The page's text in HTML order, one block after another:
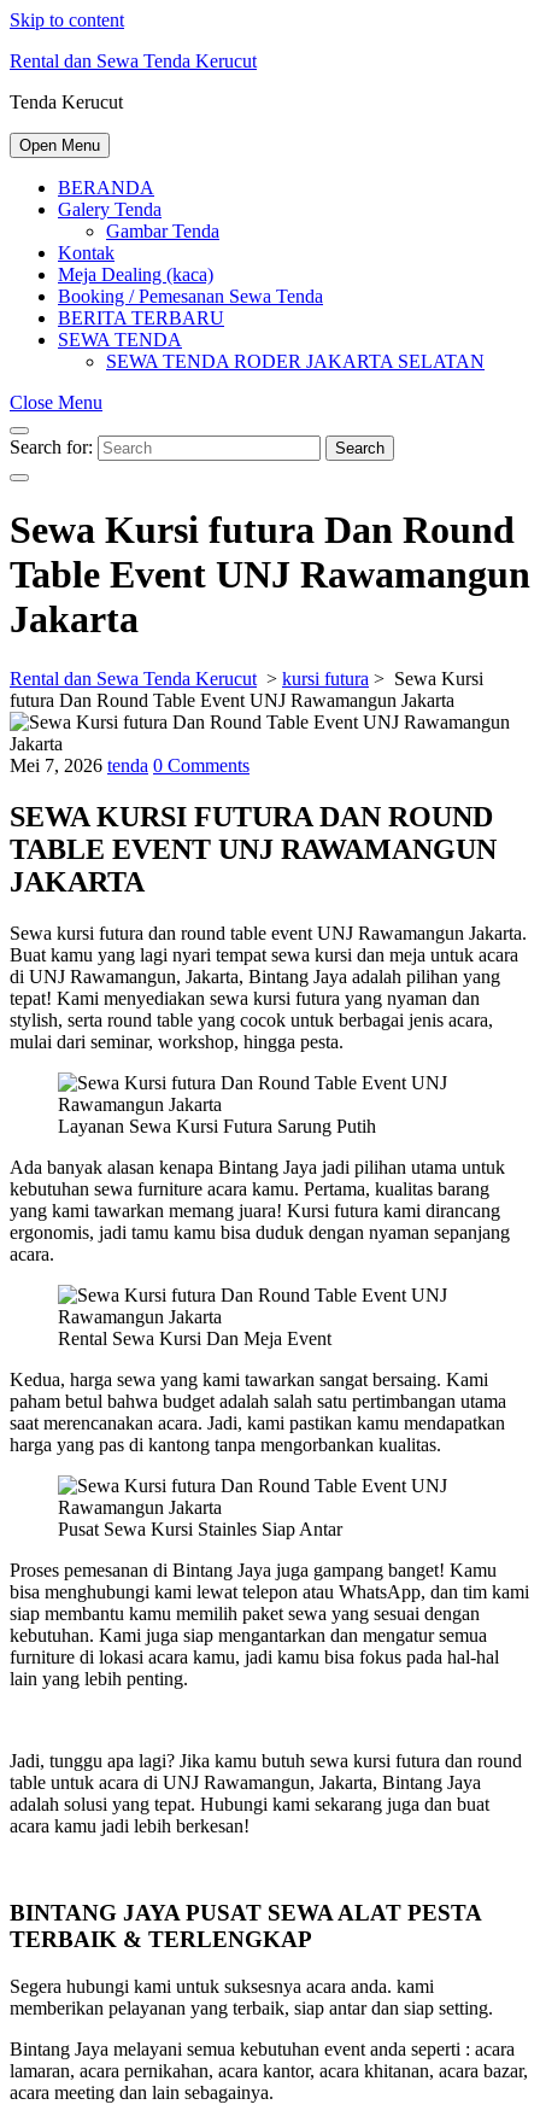
Skip to content
Rental dan Sewa Tenda Kerucut
Tenda Kerucut
Open Menu
BERANDA
Galery Tenda
Gambar Tenda
Kontak
Meja Dealing (kaca)
Booking / Pemesanan Sewa Tenda
BERITA TERBARU
SEWA TENDA
SEWA TENDA RODER JAKARTA SELATAN
Close Menu
Search for: Search
Sewa Kursi futura Dan Round
Table Event UNJ Rawamangun
Jakarta
Rental dan Sewa Tenda Kerucut > kursi futura > Sewa Kursi
futura Dan Round Table Event UNJ Rawamangun Jakarta
Mei 7, 2026 tenda 0 Comments
SEWA KURSI FUTURA DAN ROUND
TABLE EVENT UNJ RAWAMANGUN
JAKARTA
Sewa kursi futura dan round table event UNJ Rawamangun Jakarta.
Buat kamu yang lagi nyari tempat sewa kursi dan meja untuk acara
di UNJ Rawamangun, Jakarta, Bintang Jaya adalah pilihan yang
tepat! Kami menyediakan sewa kursi futura yang nyaman dan
stylish, serta round table yang cocok untuk berbagai jenis acara,
mulai dari seminar, workshop, hingga pesta.
Layanan Sewa Kursi Futura Sarung Putih
Ada banyak alasan kenapa Bintang Jaya jadi pilihan utama untuk
kebutuhan sewa furniture acara kamu. Pertama, kualitas barang
yang kami tawarkan memang juara! Kursi futura kami dirancang
ergonomis, jadi tamu kamu bisa duduk dengan nyaman sepanjang
acara.
Rental Sewa Kursi Dan Meja Event
Kedua, harga sewa yang kami tawarkan sangat bersaing. Kami
paham betul bahwa budget adalah salah satu pertimbangan utama
saat merencanakan acara. Jadi, kami pastikan kamu mendapatkan
harga yang pas di kantong tanpa mengorbankan kualitas.
Pusat Sewa Kursi Stainles Siap Antar
Proses pemesanan di Bintang Jaya juga gampang banget! Kamu
bisa menghubungi kami lewat telepon atau WhatsApp, dan tim kami
siap membantu kamu memilih paket sewa yang sesuai dengan
kebutuhan. Kami juga siap mengantarkan dan mengatur semua
furniture di lokasi acara kamu, jadi kamu bisa fokus pada hal-hal
lain yang lebih penting.
Jadi, tunggu apa lagi? Jika kamu butuh sewa kursi futura dan round
table untuk acara di UNJ Rawamangun, Jakarta, Bintang Jaya
adalah solusi yang tepat. Hubungi kami sekarang juga dan buat
acara kamu jadi lebih berkesan!
BINTANG JAYA PUSAT SEWA ALAT PESTA
TERBAIK & TERLENGKAP
Segera hubungi kami untuk suksesnya acara anda. kami
memberikan pelayanan yang terbaik, siap antar dan siap setting.
Bintang Jaya melayani semua kebutuhan event anda seperti : acara
lamaran, acara pernikahan, acara kantor, acara khitanan, acara bazar,
acara meeting dan lain sebagainya.